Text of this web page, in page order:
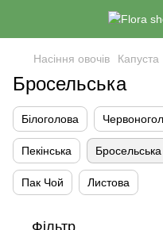
Насіння овочів Капуста
Бросельська
Білоголова
Пекінська Бросельська
Пак Чой Листова
Фільтр